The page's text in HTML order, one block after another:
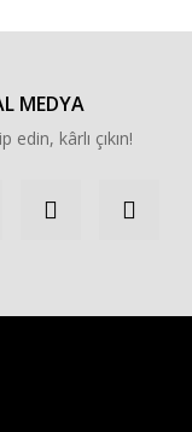
MEDYA
edin, kârlı çıkın!